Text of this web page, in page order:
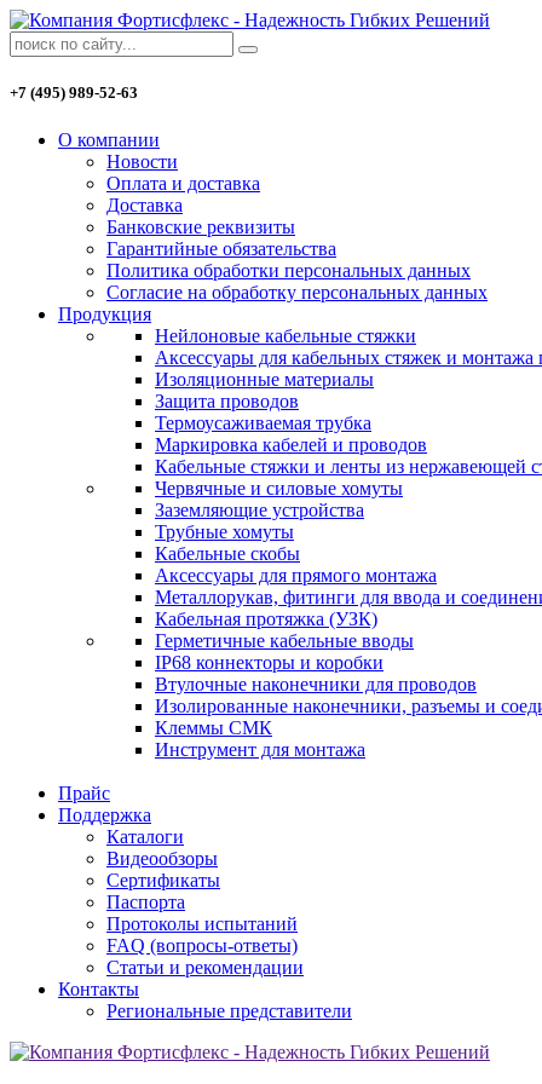
+7 (495) 989-52-63
О компании
Новости
Оплата и доставка
Доставка
Банковские реквизиты
Гарантийные обязательства
Политика обработки персональных данных
Согласие на обработку персональных данных
Продукция
Нейлоновые кабельные стяжки
Аксессуары для кабельных стяжек и монтажа
Изоляционные материалы
Защита проводов
Термоусаживаемая трубка
Маркировка кабелей и проводов
Кабельные стяжки и ленты из нержавеющей
Червячные и силовые хомуты
Заземляющие устройства
Трубные хомуты
Кабельные скобы
Аксессуары для прямого монтажа
Металлорукав, фитинги для ввода и
Кабельная протяжка (УЗК)
Герметичные кабельные вводы
IP68 коннекторы и коробки
Втулочные наконечники для проводов
Изолированные наконечники, разъемы и
Клеммы СМК
Инструмент для монтажа
Прайс
Поддержка
Каталоги
Видеообзоры
Сертификаты
Паспорта
Протоколы испытаний
FAQ (вопросы-ответы)
Статьи и рекомендации
Контакты
Региональные представители